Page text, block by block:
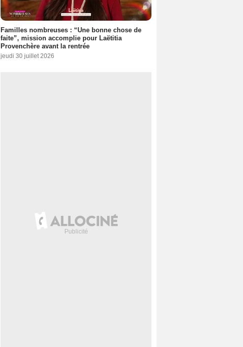
Familles nombreuses : “Une bonne chose de
faite”, mission accomplie pour Laëtitia
Provenchère avant la rentrée
jeudi 30 juillet 2026